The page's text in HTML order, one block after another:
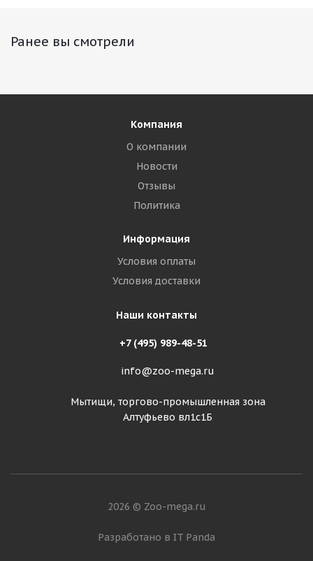
Ранее вы смотрели
Компания
О компании
Новости
Отзывы
Политика
Информация
Условия оплаты
Условия доставки
Наши контакты
+7 (495) 989-48-51
info@zoo-mega.ru
Мытищи, торгово-промышленная зона
Алтуфьево вл1с1Б
2026 © Zoo-mega.ru
Разработано в IT Panda